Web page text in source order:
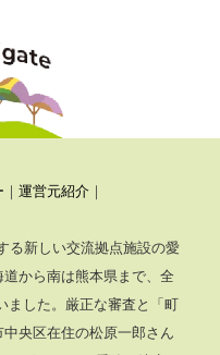
｜ 運営元紹介 ｜
る新しい交流拠点施設の愛
道から南は熊本県まで、全
ました。厳正な審査と「町
中央区在住の松原一郎さん